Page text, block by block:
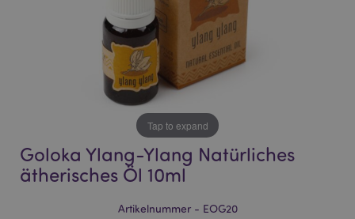
Tap to expand
Goloka Ylang-Ylang Natürliches
ätherisches Öl 10ml
Artikelnummer - EOG20